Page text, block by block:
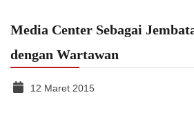
Media Center Sebagai
dengan Wartawan
12 Maret 2015